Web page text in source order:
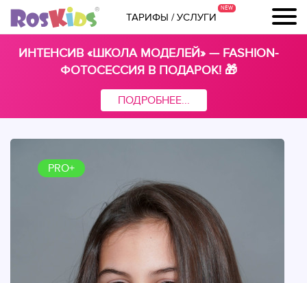
ТАРИФЫ / УСЛУГИ
ИНТЕНСИВ «ШКОЛА МОДЕЛЕЙ» — FASHION-
ФОТОСЕССИЯ В ПОДАРОК! 🎁
ПОДРОБНЕЕ...
PRO+